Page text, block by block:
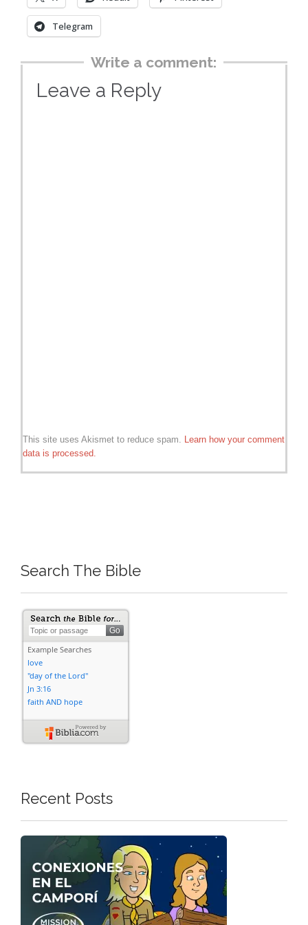
Telegram
Write a comment:
Leave a Reply
This site uses Akismet to reduce spam. Learn how your comment
data is processed.
Search The Bible
Recent Posts